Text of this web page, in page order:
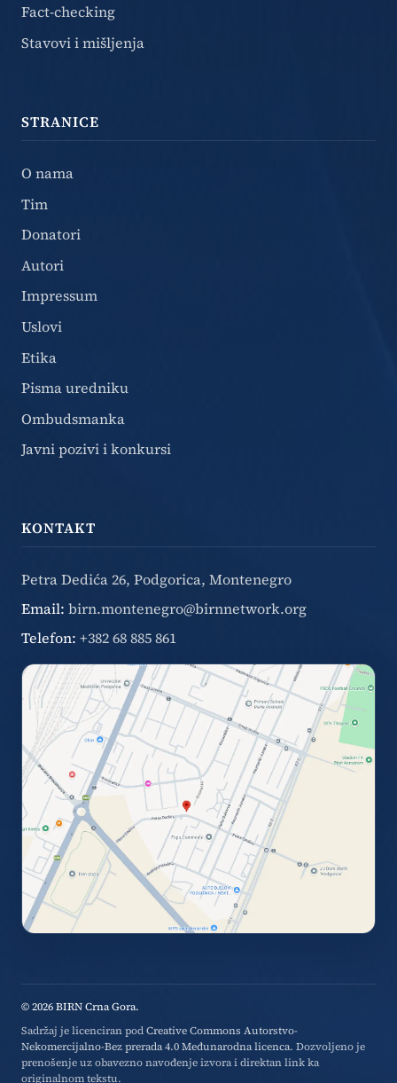
Fact-checking
Stavovi i mišljenja
STRANICE
O nama
Tim
Donatori
Autori
Impressum
Uslovi
Etika
Pisma uredniku
Ombudsmanka
Javni pozivi i konkursi
KONTAKT
Petra Dedića 26, Podgorica, Montenegro
Email: birn.montenegro@birnnetwork.org
Telefon: +382 68 885 861
© 2026 BIRN Crna Gora.
Sadržaj je licenciran podCreative Commons Autorstvo-
Nekomercijalno-Bez prerada 4.0 Međunarodna licenca. Dozvoljeno je
prenošenje uz obavezno navođenje izvora i direktan link ka
originalnom tekstu.